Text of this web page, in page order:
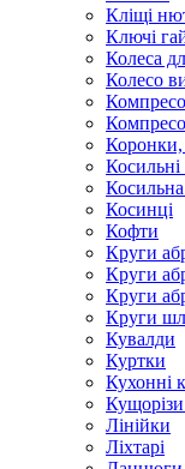
Кліщі
Ключі
Колеса
Колесо
Коронки,
Косинці
Кофти
Круги
Круги
Круги
Круги
Кувалди
Куртки
Кухонні
Лінійки
Ліхтарі